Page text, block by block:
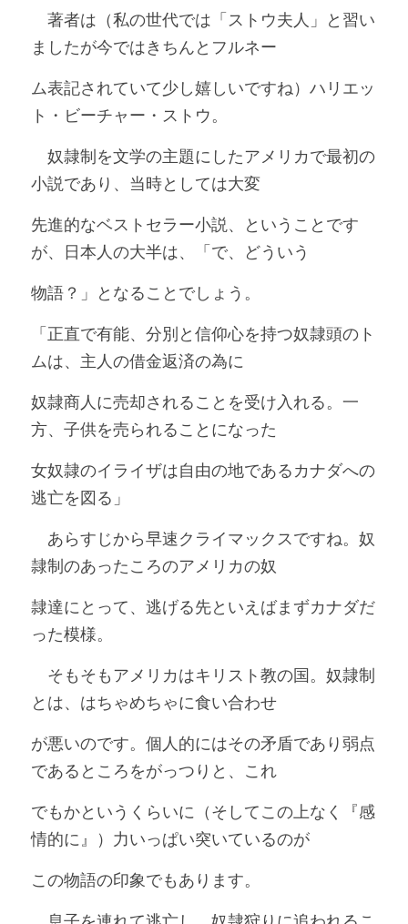
著者は（私の世代では「ストウ夫人」と習い
ましたが今ではきちんとフルネー
ム表記されていて少し嬉しいですね）ハリエッ
ト・ビーチャー・ストウ。
奴隷制を文学の主題にしたアメリカで最初の
小説であり、当時としては大変
先進的なベストセラー小説、ということです
が、日本人の大半は、「で、どういう
物語？」となることでしょう。
「正直で有能、分別と信仰心を持つ奴隷頭のト
ムは、主人の借金返済の為に
奴隷商人に売却されることを受け入れる。一
方、子供を売られることになった
女奴隷のイライザは自由の地であるカナダへの
逃亡を図る」
あらすじから早速クライマックスですね。奴
隷制のあったころのアメリカの奴
隷達にとって、逃げる先といえばまずカナダだ
った模様。
そもそもアメリカはキリスト教の国。奴隷制
とは、はちゃめちゃに食い合わせ
が悪いのです。個人的にはその矛盾であり弱点
であるところをがっつりと、これ
でもかというくらいに（そしてこの上なく『感
情的に』）力いっぱい突いているのが
この物語の印象でもあります。